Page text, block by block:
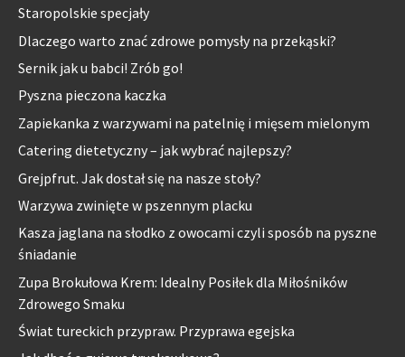
Staropolskie specjały
Dlaczego warto znać zdrowe pomysły na przekąski?
Sernik jak u babci! Zrób go!
Pyszna pieczona kaczka
Zapiekanka z warzywami na patelnię i mięsem mielonym
Catering dietetyczny – jak wybrać najlepszy?
Grejpfrut. Jak dostał się na nasze stoły?
Warzywa zwinięte w pszennym placku
Kasza jaglana na słodko z owocami czyli sposób na pyszne
śniadanie
Zupa Brokułowa Krem: Idealny Posiłek dla Miłośników
Zdrowego Smaku
Świat tureckich przypraw. Przyprawa egejska